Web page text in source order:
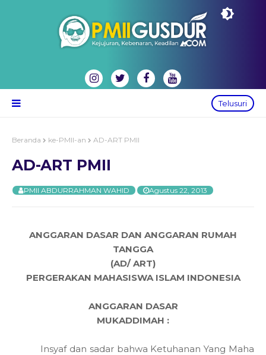
Telusuri
Beranda ke-PMII-an AD-ART PMII
AD-ART PMII
PMII ABDURRAHMAN WAHID Agustus 22, 2013
ANGGARAN DASAR DAN ANGGARAN RUMAH
TANGGA
(AD/ ART)
PERGERAKAN MAHASISWA ISLAM INDONESIA
ANGGARAN DASAR
MUKADDIMAH :
Insyaf dan sadar bahwa Ketuhanan Yang Maha